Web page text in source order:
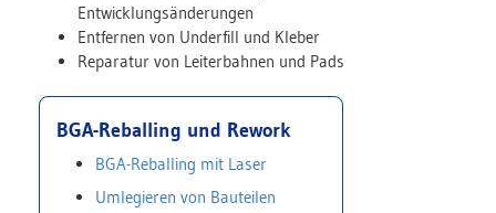
Entwicklungsänderungen
Entfernen von Underfill und Kleber
Reparatur von Leiterbahnen und Pads
BGA-Reballing und Rework
BGA-Reballing mit Laser
Umlegieren von Bauteilen